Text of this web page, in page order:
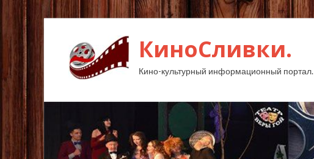
КиноСливки.
Кино-культурный информационный портал.